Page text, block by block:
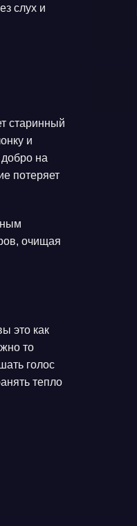
слух и
старинный
и
на
потеряет
очищая
это как
то
голос
тепло